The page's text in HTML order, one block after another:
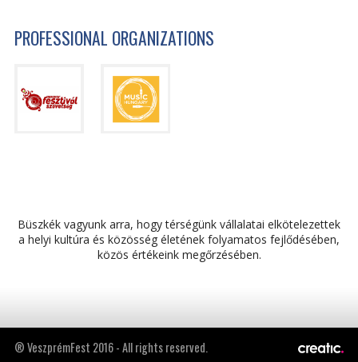
PROFESSIONAL ORGANIZATIONS
Büszkék vagyunk arra, hogy térségünk vállalatai elkötelezettek
a helyi kultúra és közösség életének folyamatos fejlődésében,
közös értékeink megőrzésében.
® VeszprémFest 2016 - All rights reserved.